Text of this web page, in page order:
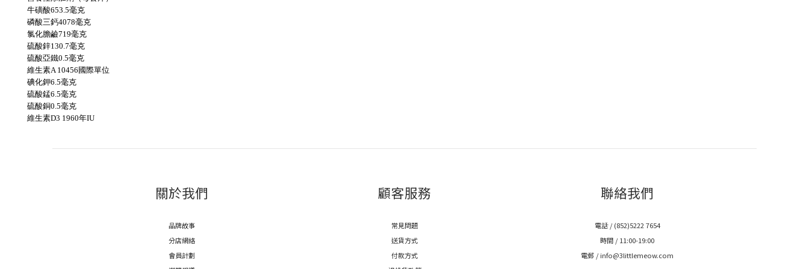
牛磺酸653.5毫克
磷酸三鈣4078毫克
氯化膽鹼719毫克
硫酸鋅130.7毫克
硫酸亞鐵0.5毫克
維生素A 10456國際單位
碘化鉀6.5毫克
硫酸錳6.5毫克
硫酸銅0.5毫克
維生素D3 1960年IU
關於我們
品牌故事
分店網絡
會員計劃
顧客服務
常見問題
送貨方式
付款方式
聯絡我們
電話 / (852)5222 7654
時間 / 11:00-19:00
電郵 / info@3littlemeow.com